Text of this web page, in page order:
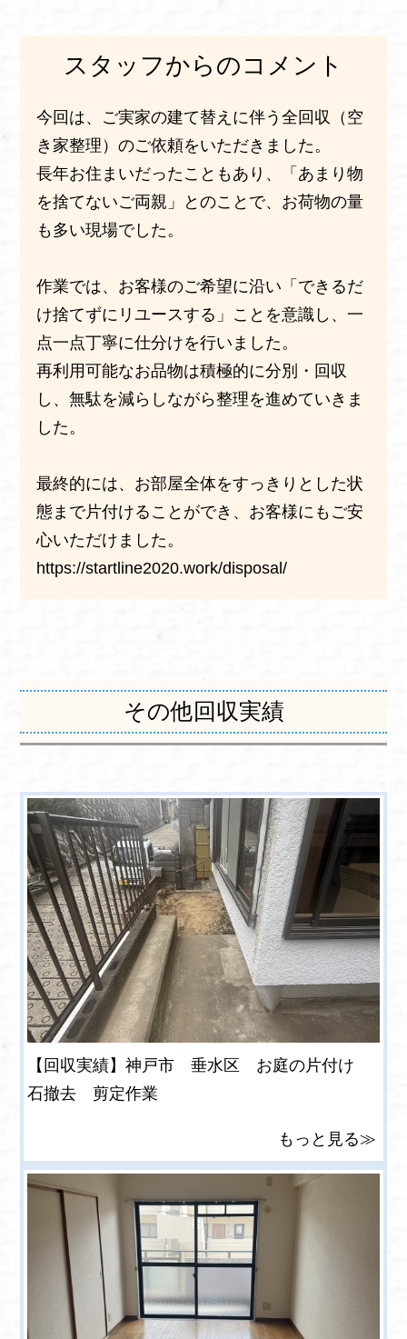
スタッフからのコメント
今回は、ご実家の建て替えに伴う全回収（空
き家整理）のご依頼をいただきました。
長年お住まいだったこともあり、「あまり物
を捨てないご両親」とのことで、お荷物の量
も多い現場でした。
作業では、お客様のご希望に沿い「できるだ
け捨てずにリユースする」ことを意識し、一
点一点丁寧に仕分けを行いました。
再利用可能なお品物は積極的に分別・回収
し、無駄を減らしながら整理を進めていきま
した。
最終的には、お部屋全体をすっきりとした状
態まで片付けることができ、お客様にもご安
心いただけました。
https://startline2020.work/disposal/
その他回収実績
【回収実績】神戸市 垂水区 お庭の片付け
石撤去 剪定作業
もっと見る≫